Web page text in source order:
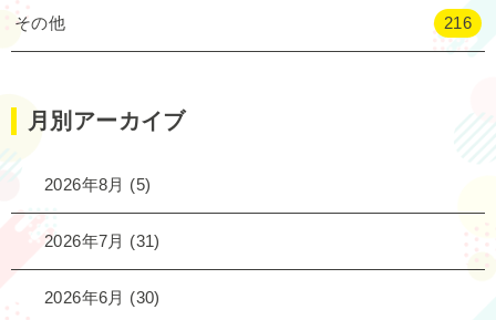
その他 216
月別アーカイブ
2026年8月 (5)
2026年7月 (31)
2026年6月 (30)